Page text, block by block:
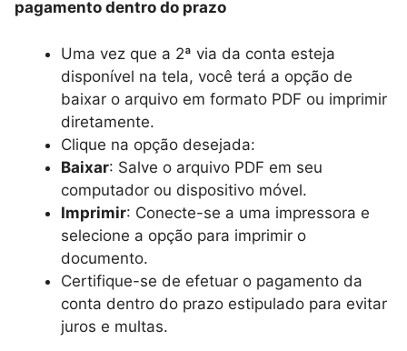
pagamento dentro do prazo
Uma vez que a 2ª via da conta esteja
disponível na tela, você terá a opção de
baixar o arquivo em formato PDF ou imprimir
diretamente.
Clique na opção desejada:
Baixar: Salve o arquivo PDF em seu
computador ou dispositivo móvel.
Imprimir: Conecte-se a uma impressora e
selecione a opção para imprimir o
documento.
Certifique-se de efetuar o pagamento da
conta dentro do prazo estipulado para evitar
juros e multas.